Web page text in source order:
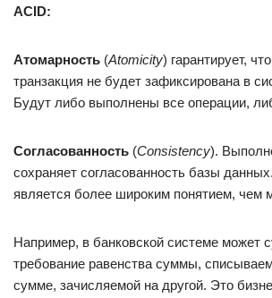
ACID:
Атомарность (Atomicity) гарантирует,
транзакция не будет зафиксирована в
Будут либо выполнены все операции,
Согласованность (Consistency).
сохраняет согласованность базы
является более широким понятием, чем
Например, в банковской системе может
требование равенства суммы,
сумме, зачисляемой на другой. Это